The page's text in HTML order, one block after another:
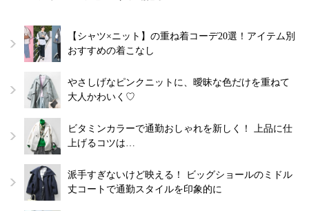
【シャツ×ニット】の重ね着コーデ20選！アイテム別
おすすめの着こなし
やさしげなピンクニットに、曖昧な色だけを重ねて
大人かわいく♡
ビタミンカラーで通勤おしゃれを新しく！ 上品に仕
上げるコツは…
派手すぎないけど映える！ ビッグショールのミドル
丈コートで通勤スタイルを印象的に